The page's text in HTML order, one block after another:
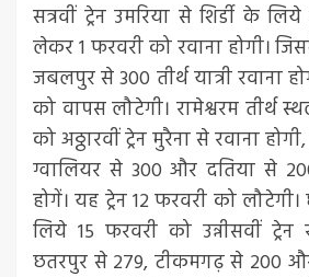
सत्रवीं ट्रेन उमरिया से शिर्डी के
लेकर 1 फरवरी को रवाना होगी।
जबलपुर से 300 तीर्थ यात्री रवाना
को वापस लौटेगी। रामेश्वरम तीर्थ
को अठ्ठारवीं ट्रेन मुरैना से रवाना
ग्वालियर से 300 और दतिया से 200
होगें। यह ट्रेन 12 फरवरी को
लिये 15 फरवरी को उन्नीसवीं ट्रेन
छतरपुर से 279, टीकमगढ़ से 200